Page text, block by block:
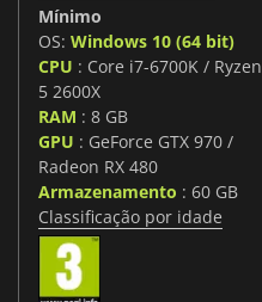
Mínimo
OS: Windows 10 (64 bit)
CPU : Core i7-6700K / Ryzen
5 2600X
RAM : 8 GB
GPU : GeForce GTX 970 /
Radeon RX 480
Armazenamento : 60 GB
Classificação por idade